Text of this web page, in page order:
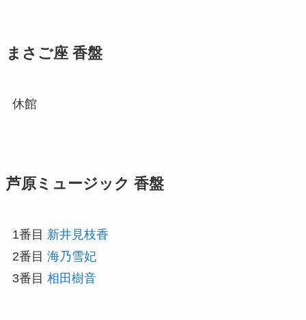
まさご座 香盤
休館
芦原ミュージック 香盤
1番目 新井見枝香
2番目 海乃雪妃
3番目 相田樹音